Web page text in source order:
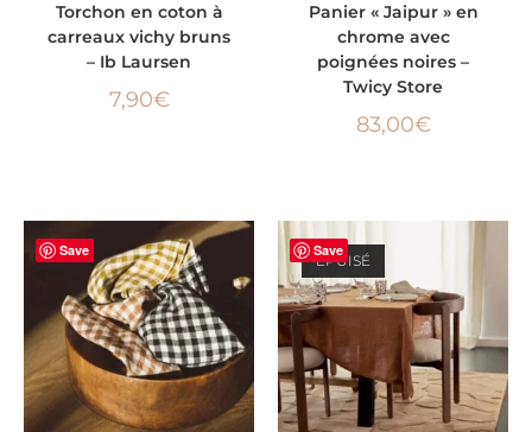
Torchon en coton à
carreaux vichy bruns
– Ib Laursen
7,90€
Panier « Jaipur » en
chrome avec
poignées noires –
Twicy Store
83,00€
Save Save
ÉPUISÉ